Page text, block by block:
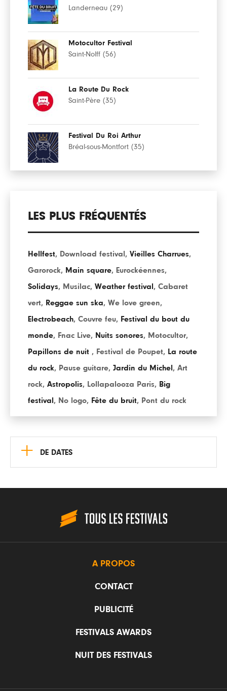
Landerneau (29)
Motocultor Festival
Saint-Nolff (56)
La Route Du Rock
Saint-Père (35)
Festival Du Roi Arthur
Bréal-sous-Montfort (35)
LES PLUS FRÉQUENTÉS
Hellfest, Download festival , Vieilles Charrues,
Garorock, Main square, Eurockéennes,
Solidays, Musilac, Weather festival , Cabaret
vert, Reggae sun ska, We love green,
Electrobeach, Couvre feu, Festival du bout du
monde, Fnac Live, Nuits sonores, Motocultor,
Papillons de nuit , Festival de Poupet, La route
du rock, Pause guitare, Jardin du Michel , Art
rock, Astropolis, Lollapalooza Paris, Big
festival , No logo, Fête du bruit, Pont du rock
+ DE DATES
A PROPOS
CONTACT
PUBLICITÉ
FESTIVALS AWARDS
NUIT DES FESTIVALS